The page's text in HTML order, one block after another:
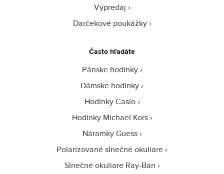
Výpredaj
Darčekové poukážky
Často hľadáte
Pánske hodinky
Dámske hodinky
Hodinky Casio
Hodinky Michael Kors
Náramky Guess
Polarizované slnečné okuliare
Slnečné okuliare Ray-Ban